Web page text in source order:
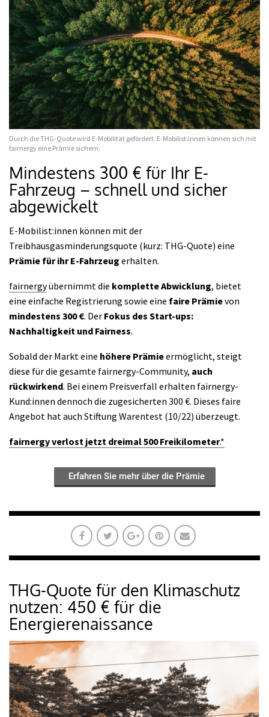
Durch die THG-Quote wird E-Mobilität gefördert. E-Mobilist:innen können sich mit
fairnergy eine Prämie sichern.
Mindestens 300 € für Ihr E-
Fahrzeug – schnell und sicher
abgewickelt
E-Mobilist:innen können mit der
Treibhausgasminderungsquote (kurz: THG-Quote) eine
Prämie für ihr E-Fahrzeug erhalten.
fairnergyübernimmt die komplette Abwicklung, bietet
eine einfache Registrierung sowie eine faire Prämievon
mindestens 300 €. Der Fokus des Start-ups:
Nachhaltigkeit und Fairness.
Sobald der Markt eine höhere Prämieermöglicht, steigt
diese für die gesamte fairnergy-Community, auch
rückwirkend. Bei einem Preisverfall erhalten fairnergy-
Kund:innen dennoch die zugesicherten 300 €. Dieses faire
Angebot hat auch Stiftung Warentest (10/22) überzeugt.
fairnergy verlost jetzt dreimal 500 Freikilometer.*
Erfahren Sie mehr über die Prämie
THG-Quote für den Klimaschutz
nutzen: 450 € für die
Energierenaissance